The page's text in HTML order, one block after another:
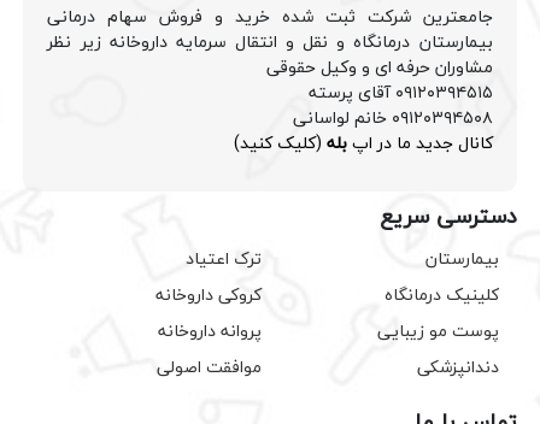
جامعترین شرکت ثبت شده خرید و فروش سهام درمانی
بیمارستان درمانگاه و نقل و انتقال سرمایه داروخانه زیر نظر
مشاوران حرفه ای و وکیل حقوقی
۰۹۱۲۰۳۹۴۵۱۵ آقای پرسته
۰۹۱۲۰۳۹۴۵۰۸ خانم لواسانی
کانال جدید ما در اپبله (کلیک کنید)
دسترسی سریع
بیمارستان
کلینیک درمانگاه
پوست مو زیبایی
دندانپزشکی
ترک اعتیاد
کروکی داروخانه
پروانه داروخانه
موافقت اصولی